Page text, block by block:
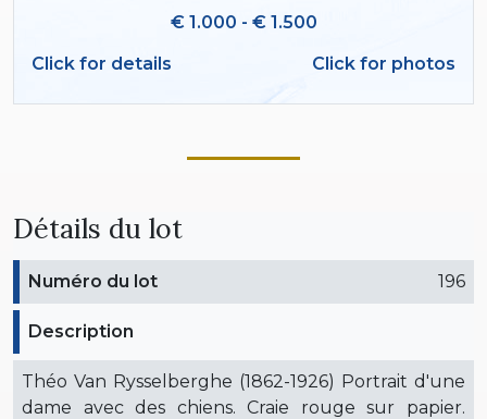
€ 1.000 - € 1.500
Click for details
Click for photos
Détails du lot
Numéro du lot 196
Description
Théo Van Rysselberghe (1862-1926) Portrait d'une
dame avec des chiens. Craie rouge sur papier.